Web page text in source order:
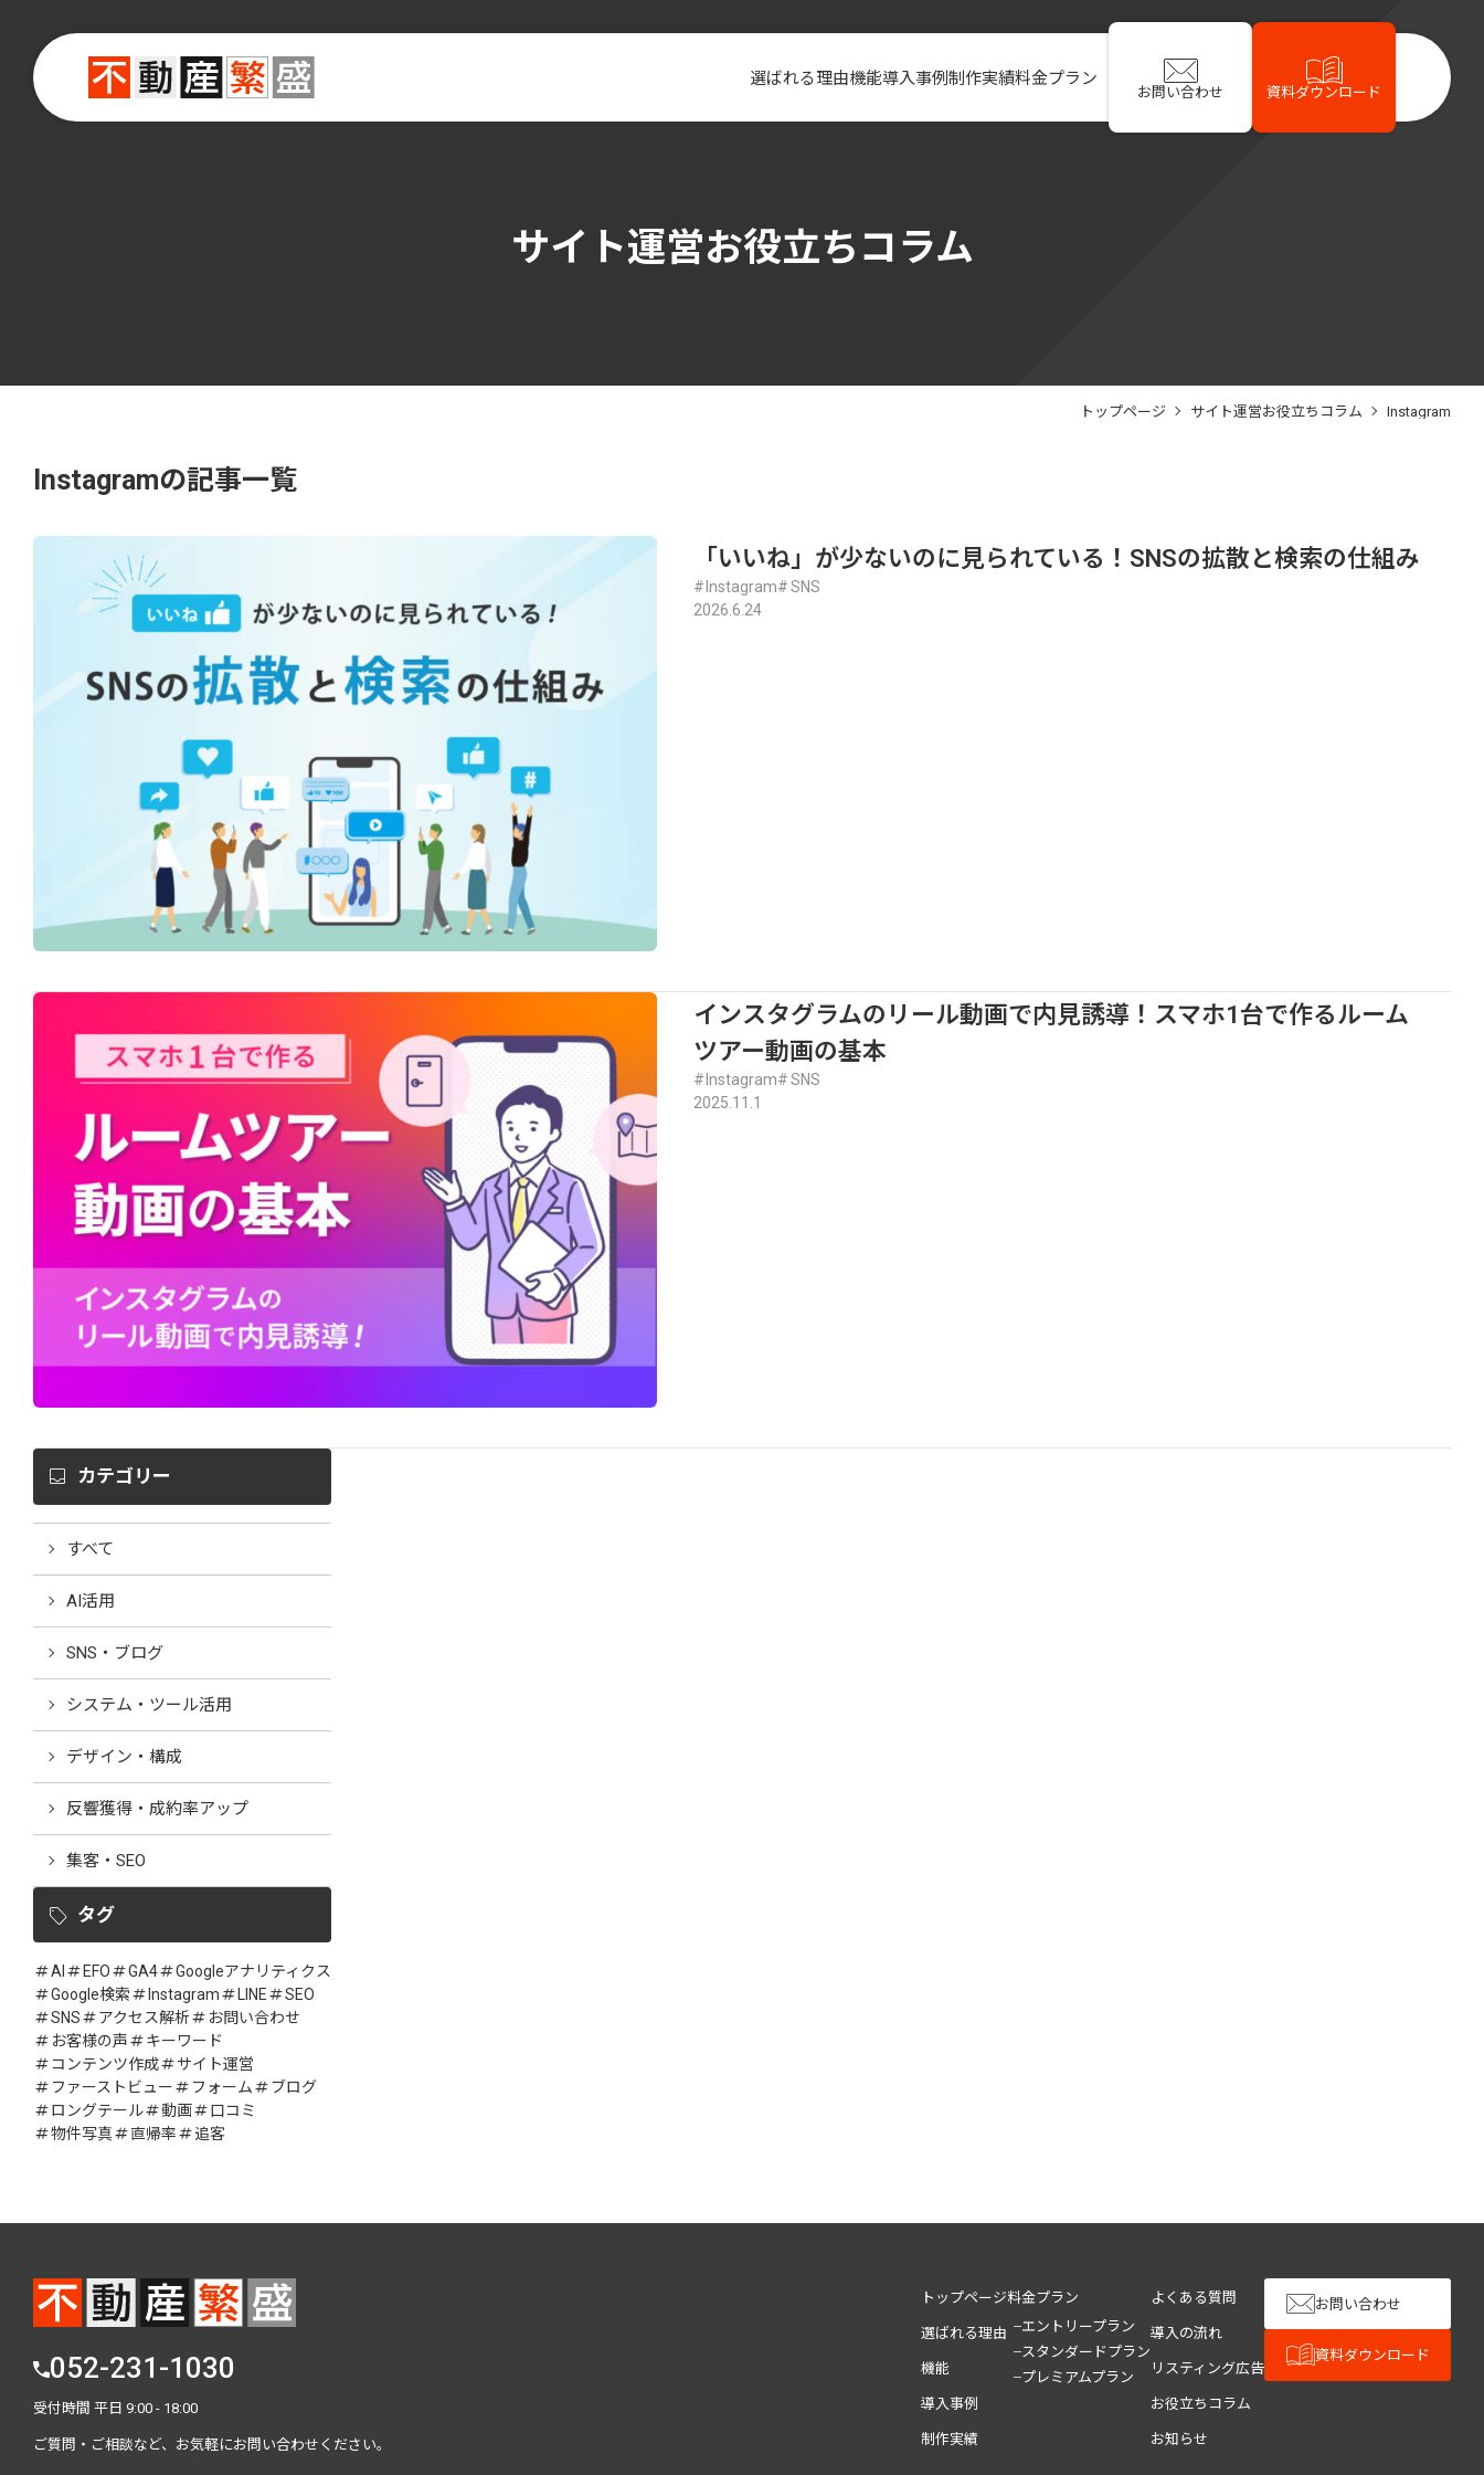
選ばれる理由機能導入事例制作実績料金プラン
お問い合わせ 資料ダウンロード
サイト運営お役立ちコラム
トップページ サイト運営お役立ちコラム Instagram
Instagramの記事一覧
「いいね」が少ないのに見られている！SNSの拡散と検索の仕組み
Instagram
SNS
2026.6.24
インスタグラムのリール動画で内見誘導！スマホ1台で作るルーム
ツアー動画の基本
Instagram
SNS
2025.11.1
カテゴリー
すべて
AI活用
SNS・ブログ
システム・ツール活用
デザイン・構成
反響獲得・成約率アップ
集客・SEO
タグ
AI EFO GA4
Googleアナリティクス
Google検索
Instagram LINE
SEO
SNS
アクセス解析
お問い合わせ
お客様の声
キーワード
コンテンツ作成
サイト運営
ファーストビュー
フォーム
ブログ
ロングテール
動画
口コミ
物件写真
直帰率 追客
052-231-1030
受付時間 平日 9:00 - 18:00
ご質問・ご相談など、お気軽にお問い合わせください。
トップページ
選ばれる理由
機能
導入事例
制作実績
料金プラン
エントリープラン
スタンダードプラン
プレミアムプラン
よくある質問
導入の流れ
リスティング広告
お役立ちコラム
お知らせ
お問い合わせ
資料ダウンロード